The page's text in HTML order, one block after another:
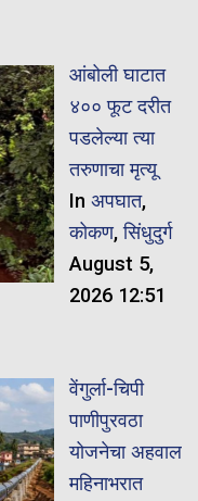
आंबोली घाटात
४०० फूट दरीत
पडलेल्या त्या
तरुणाचा मृत्यू
In अपघात,
कोकण,सिंधुदुर्ग
August 5,
2026 12:51
वेंगुर्ला-चिपी
पाणीपुरवठा
योजनेचा अहवाल
महिनाभरात